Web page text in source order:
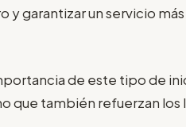
y garantizar un servicio
de este tipo de
que también refuerzan